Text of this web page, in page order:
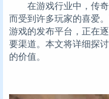
在游戏行业中，传奇
而受到许多玩家的喜爱
游戏的发布平台，正在
要渠道。本文将详细探
的价值。